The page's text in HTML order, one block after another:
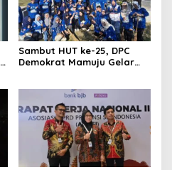
Sambut HUT ke-25, DPC
Demokrat Mamuju Gelar